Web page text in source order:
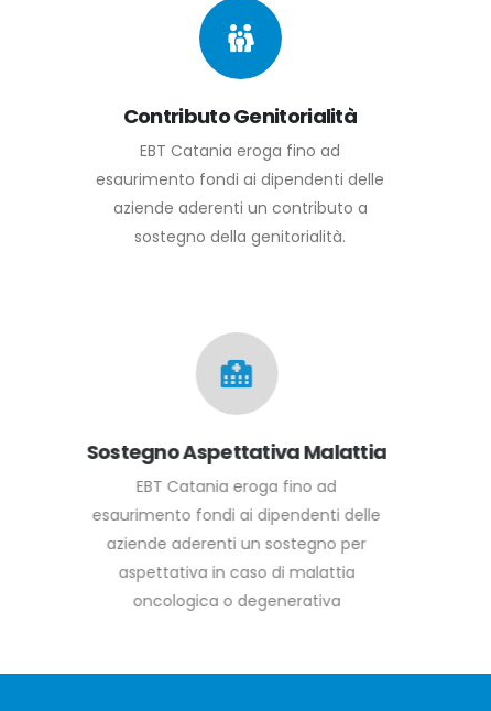
Contributo Genitorialità
EBT Catania eroga fino ad
esaurimento fondi ai dipendenti delle
aziende aderenti un contributo a
sostegno della genitorialità.
Sostegno Aspettativa Malattia
EBT Catania eroga fino ad
esaurimento fondi ai dipendenti delle
aziende aderenti un sostegno per
aspettativa in caso di malattia
oncologica o degenerativa